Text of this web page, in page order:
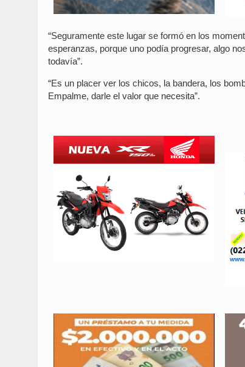
“Seguramente este lugar se formó en los
esperanzas, porque uno podía progresar, algo
todavía”.
“Es un placer ver los chicos, la bandera, los
Empalme, darle el valor que necesita”.